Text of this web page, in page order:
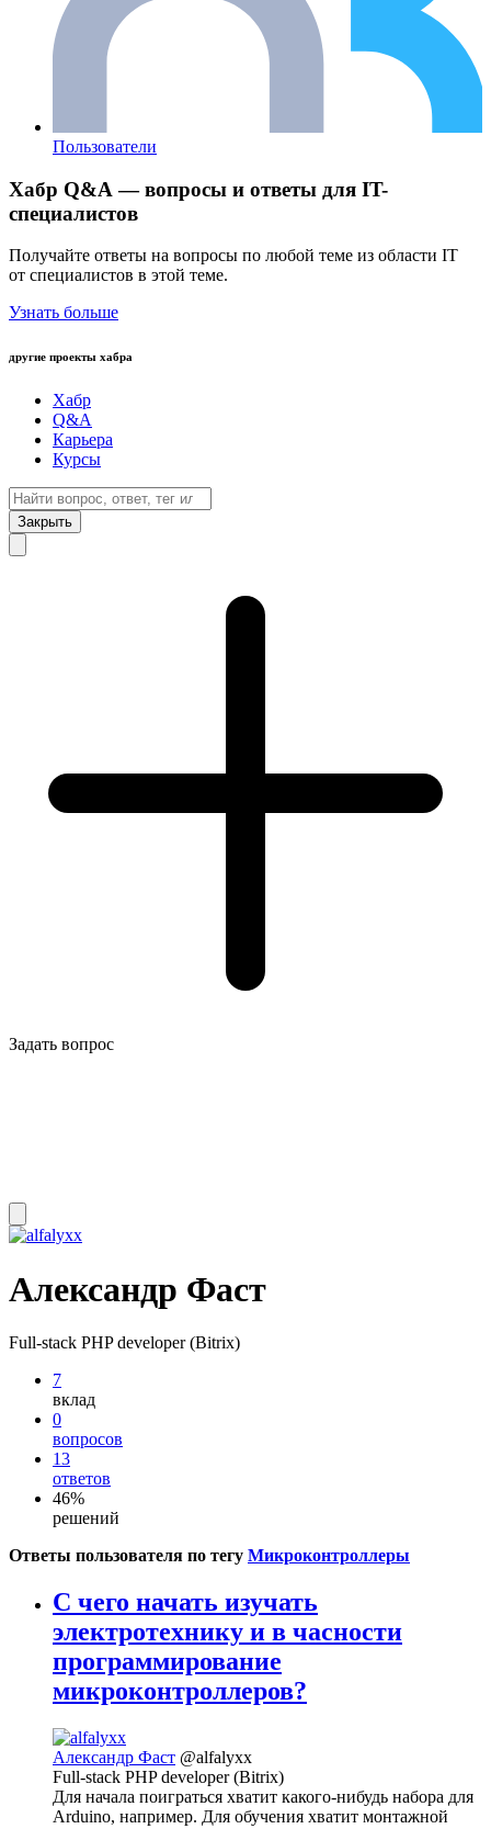
Пользователи
Хабр Q&A — вопросы и ответы для IT-
специалистов
Получайте ответы на вопросы по любой теме из области IT
от специалистов в этой теме.
Узнать больше
другие проекты хабра
Хабр
Q&A
Карьера
Курсы
Закрыть
Задать вопрос
Александр Фаст
Full-stack PHP developer (Bitrix)
7
вклад
0
вопросов
13
ответов
46%
решений
Ответы пользователя по тегу Микроконтроллеры
С чего начать изучать
электротехнику и в часности
программирование
микроконтроллеров?
Александр Фаст @alfalyxx
Full-stack PHP developer (Bitrix)
Для начала поиграться хватит какого-нибудь набора для
Arduino, например. Для обучения хватит монтажной